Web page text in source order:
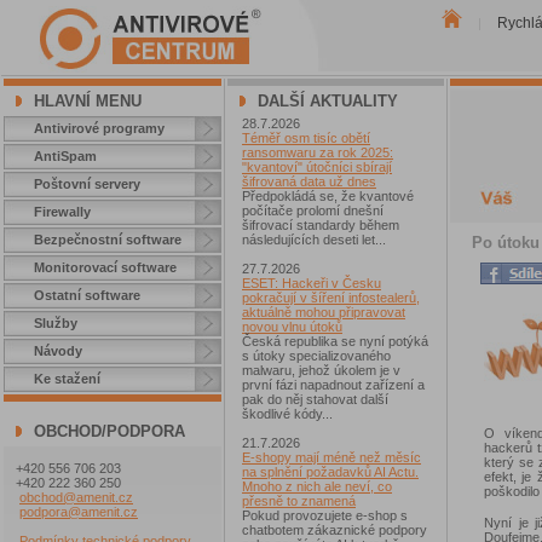
HLAVNÍ MENU
Antivirové programy
AntiSpam
Poštovní servery
Firewally
Bezpečnostní software
Monitorovací software
Ostatní software
Služby
Návody
Ke stažení
OBCHOD/PODPORA
+420 556 706 203
+420 222 360 250
obchod@amenit.cz
podpora@amenit.cz
DALŠÍ AKTUALITY
28.7.2026
Téměř osm tisíc obětí
ransomwaru za rok 2025:
"kvantoví" útočníci sbírají
šifrovaná data už dnes
Předpokládá se, že kvantové
počítače prolomí dnešní
šifrovací standardy během
následujících deseti let...
27.7.2026
ESET: Hackeři v Česku
pokračují v šíření infostealerů,
aktuálně mohou připravovat
novou vlnu útoků
Česká republika se nyní potýká
s útoky specializovaného
malwaru, jehož úkolem je v
první fázi napadnout zařízení a
pak do něj stahovat další
škodlivé kódy...
21.7.2026
E-shopy mají méně než měsíc
na splnění požadavků AI Actu.
Mnoho z nich ale neví, co
přesně to znamená
Pokud provozujete e-shop s
chatbotem zákaznické podpory
Po
O
hackerů
který se
efekt, je
Nyní je